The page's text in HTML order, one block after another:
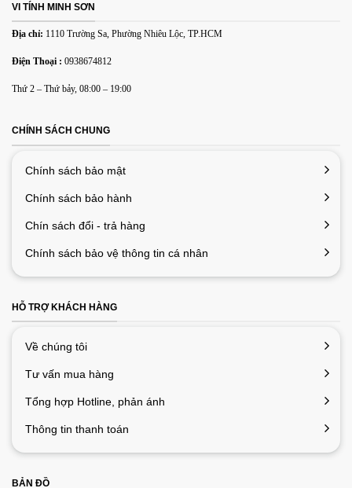
Email *
Lưu tên của tôi, email, và trang web trong trình duyệt này
VI TÍNH MINH SƠN
Địa chỉ: 1110 Trường Sa, Phường Nhiêu Lộc, TP.HCM
Điện Thoại : 0938674812
Thứ 2 – Thứ bảy, 08:00 – 19:00
CHÍNH SÁCH CHUNG
Chính sách bảo mật
Chính sách bảo hành
Chín sách đổi - trả hàng
Chính sách bảo vệ thông tin cá nhân
HỖ TRỢ KHÁCH HÀNG
Về chúng tôi
Tư vấn mua hàng
Tổng hợp Hotline, phản ánh
Thông tin thanh toán
BẢN ĐỒ